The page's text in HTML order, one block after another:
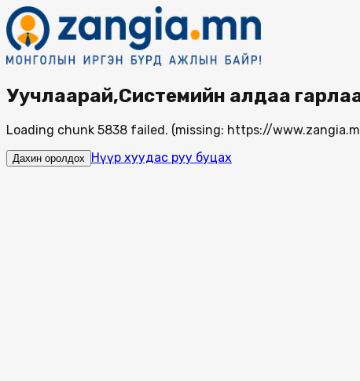
Уучлаарай,Системийн алдаа
Loading chunk 5838 failed. (missing: https://
Дахин оролдох Нүүр хуудас руу буцах